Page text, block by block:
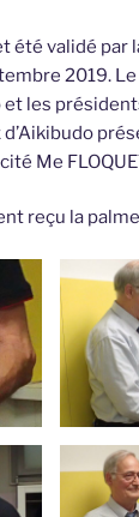
été validé par
2019.
et les
Me
reçu la palme